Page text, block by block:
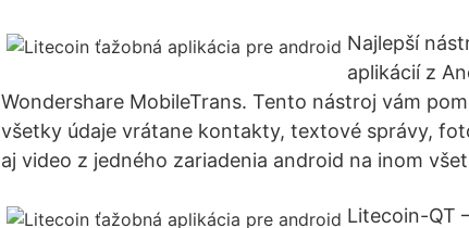
Najlepší
aplikácií z
Wondershare MobileTrans. Tento nástroj vám
všetky údaje vrátane kontakty, textové správy,
aj video z jedného zariadenia android na inom
Litecoin-QT